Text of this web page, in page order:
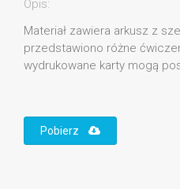
Opis:
Materiał zawiera arkusz z
przedstawiono różne
wydrukowane karty mogą
Pobierz